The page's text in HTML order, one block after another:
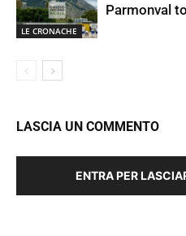
LE CRONACHE
Parmonval
LASCIA UN COMMENTO
ENTRA PER